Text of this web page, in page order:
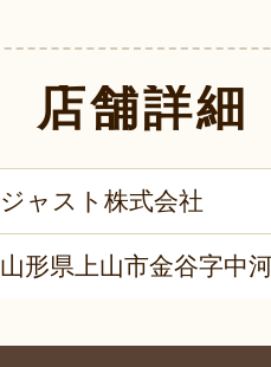
店舗詳細
ジャスト株式会社
山形県上山市金谷字中